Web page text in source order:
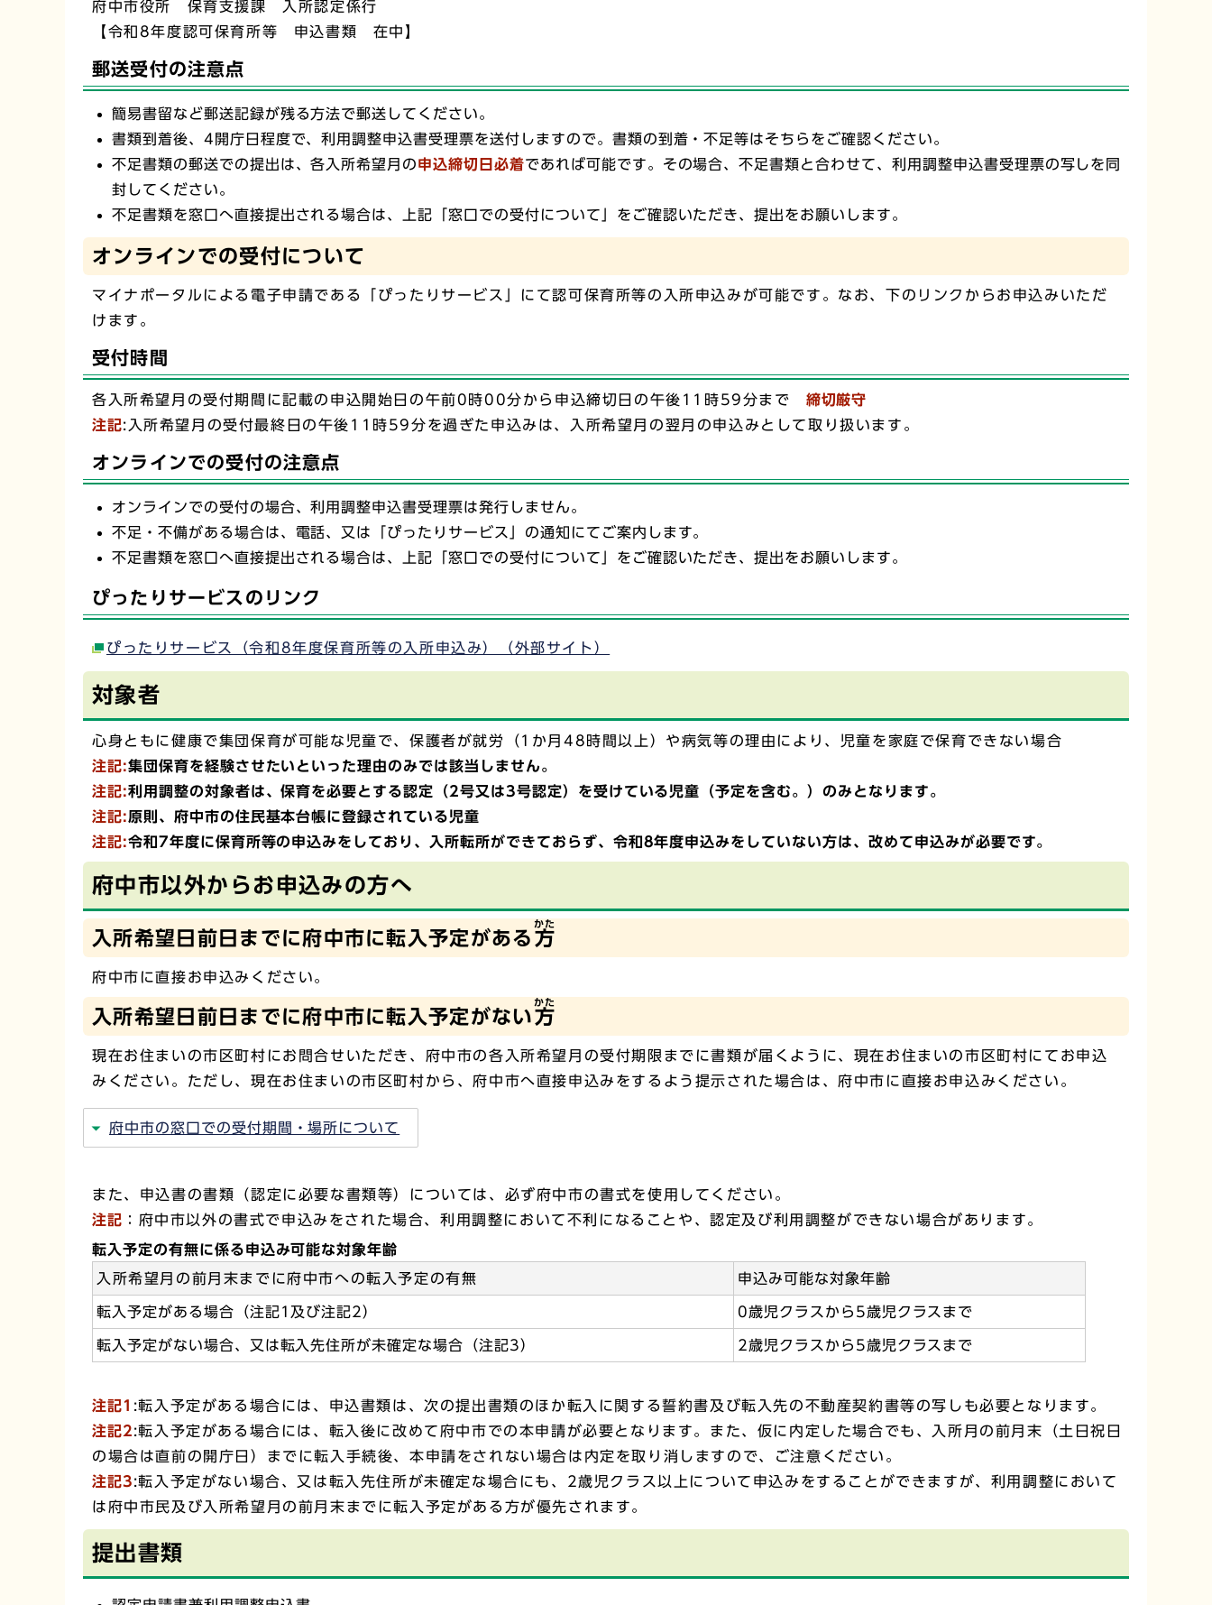
府中市役所 保育支援課 入所認定係行
【令和8年度認可保育所等 申込書類 在中】
郵送受付の注意点
簡易書留など郵送記録が残る方法で郵送してください。
書類到着後、4開庁日程度で、利用調整申込書受理票を送付しますので。書類の到着・不足等はそちらをご確認ください。
不足書類の郵送での提出は、各入所希望月の申込締切日必着であれば可能です。その場合、不足書類と合わせて、利用調整申込書受理票の写しを同
封してください。
不足書類を窓口へ直接提出される場合は、上記「窓口での受付について」をご確認いただき、提出をお願いします。
オンラインでの受付について
マイナポータルによる電子申請である「ぴったりサービス」にて認可保育所等の入所申込みが可能です。なお、下のリンクからお申込みいただ
けます。
受付時間
各入所希望月の受付期間に記載の申込開始日の午前0時00分から申込締切日の午後11時59分まで 締切厳守
注記:入所希望月の受付最終日の午後11時59分を過ぎた申込みは、入所希望月の翌月の申込みとして取り扱います。
オンラインでの受付の注意点
オンラインでの受付の場合、利用調整申込書受理票は発行しません。
不足・不備がある場合は、電話、又は「ぴったりサービス」の通知にてご案内します。
不足書類を窓口へ直接提出される場合は、上記「窓口での受付について」をご確認いただき、提出をお願いします。
ぴったりサービスのリンク
ぴったりサービス（令和8年度保育所等の入所申込み）（外部サイト）
対象者
心身ともに健康で集団保育が可能な児童で、保護者が就労（1か月48時間以上）や病気等の理由により、児童を家庭で保育できない場合
注記:集団保育を経験させたいといった理由のみでは該当しません。
注記:利用調整の対象者は、保育を必要とする認定（2号又は3号認定）を受けている児童（予定を含む。）のみとなります。
注記:原則、府中市の住民基本台帳に登録されている児童
注記:令和7年度に保育所等の申込みをしており、入所転所ができておらず、令和8年度申込みをしていない方は、改めて申込みが必要です。
府中市以外からお申込みの方へ
入所希望日前日までに府中市に転入予定がある 方
かた
府中市に直接お申込みください。
入所希望日前日までに府中市に転入予定がない方
かた
現在お住まいの市区町村にお問合せいただき、府中市の各入所希望月の受付期限までに書類が届くように、現在お住まいの市区町村にてお申込
みください。ただし、現在お住まいの市区町村から、府中市へ直接申込みをするよう提示された場合は、府中市に直接お申込みください。
府中市の窓口での受付期間・場所について
また、申込書の書類（認定に必要な書類等）については、必ず府中市の書式を使用してください。
注記 ：府中市以外の書式で申込みをされた場合、利用調整において不利になることや、認定及び利用調整ができない場合があります。
転入予定の有無に係る申込み可能な対象年齢
入所希望月の前月末までに府中市への転入予定の有無
申込み可能な対象年齢
転入予定がある場合（注記1及び注記2） 0歳児クラスから5歳児クラスまで
転入予定がない場合、又は転入先住所が未確定な場合（注記3） 2歳児クラスから5歳児クラスまで
注記1 :転入予定がある場合には、申込書類は、次の提出書類のほか転入に関する誓約書及び転入先の不動産契約書等の写しも必要となります。
注記2:転入予定がある場合には、転入後に改めて府中市での本申請が必要となります。また、仮に内定した場合でも、入所月の前月末（土日祝日
の場合は直前の開庁日）までに転入手続後、本申請をされない場合は内定を取り消しますので、ご注意ください。
注記3:転入予定がない場合、又は転入先住所が未確定な場合にも、2歳児クラス以上について申込みをすることができますが、利用調整において
は府中市民及び入所希望月の前月末までに転入予定がある方が優先されます。
提出書類